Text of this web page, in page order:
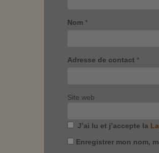
Nom *
Adresse de contact *
Site web
J’ai lu et j’accepte la
Enregistrer mon nom,